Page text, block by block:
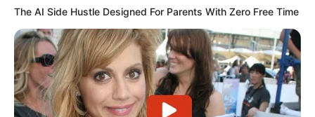
The AI Side Hustle Designed For Parents With Zero Free Time